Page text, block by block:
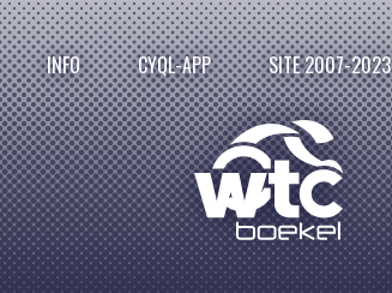
INFO CYQL-APP SITE 2007-2023